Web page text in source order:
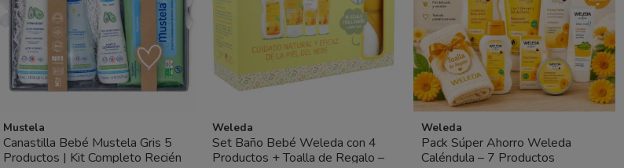
Mustela
Canastilla Bebé Mustela Gris 5
Productos | Kit Completo Recién
Weleda
Set Baño Bebé Weleda con 4
Productos + Toalla de Regalo –
Weleda
Pack Súper Ahorro Weleda
Caléndula – 7 Productos